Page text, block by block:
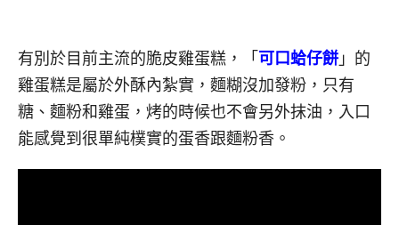
有別於目前主流的脆皮雞蛋糕，「 可口蛤仔餅 」的
雞蛋糕是屬於外酥內紮實，麵糊沒加發粉，只有
糖、麵粉和雞蛋，烤的時候也不會另外抹油，入口
能感覺到很單純樸實的蛋香跟麵粉香。